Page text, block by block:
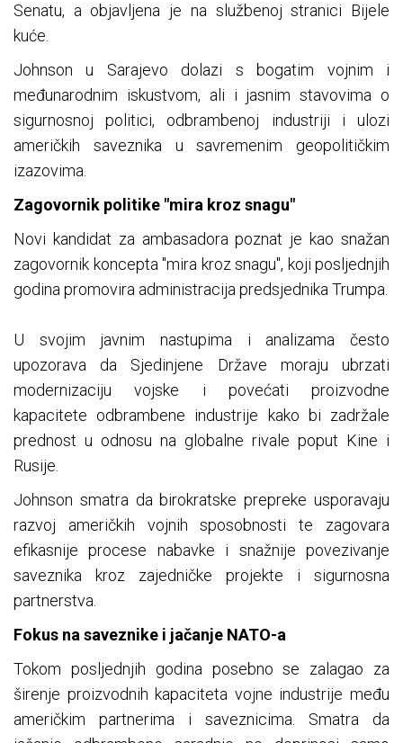
Senatu, a objavljena je na službenoj stranici Bijele
kuće.
Johnson u Sarajevo dolazi s bogatim vojnim i
međunarodnim iskustvom, ali i jasnim stavovima o
sigurnosnoj politici, odbrambenoj industriji i ulozi
američkih saveznika u savremenim geopolitičkim
izazovima.
Zagovornik politike "mira kroz snagu"
Novi kandidat za ambasadora poznat je kao snažan
zagovornik koncepta "mira kroz snagu", koji posljednjih
godina promovira administracija predsjednika Trumpa.
U svojim javnim nastupima i analizama često
upozorava da Sjedinjene Države moraju ubrzati
modernizaciju vojske i povećati proizvodne
kapacitete odbrambene industrije kako bi zadržale
prednost u odnosu na globalne rivale poput Kine i
Rusije.
Johnson smatra da birokratske prepreke usporavaju
razvoj američkih vojnih sposobnosti te zagovara
efikasnije procese nabavke i snažnije povezivanje
saveznika kroz zajedničke projekte i sigurnosna
partnerstva.
Fokus na saveznike i jačanje NATO-a
Tokom posljednjih godina posebno se zalagao za
širenje proizvodnih kapaciteta vojne industrije među
američkim partnerima i saveznicima. Smatra da